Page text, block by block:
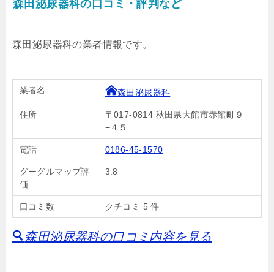
森田泌尿器科の口コミ・評判など
森田泌尿器科の業者情報です。
業者名 森田泌尿器科
住所
〒017-0814 秋田県大館市赤館町９
−４５
電話 0186-45-1570
グーグルマップ評
価
3.8
口コミ数 クチコミ 5 件
森田泌尿器科の口コミ内容を見る